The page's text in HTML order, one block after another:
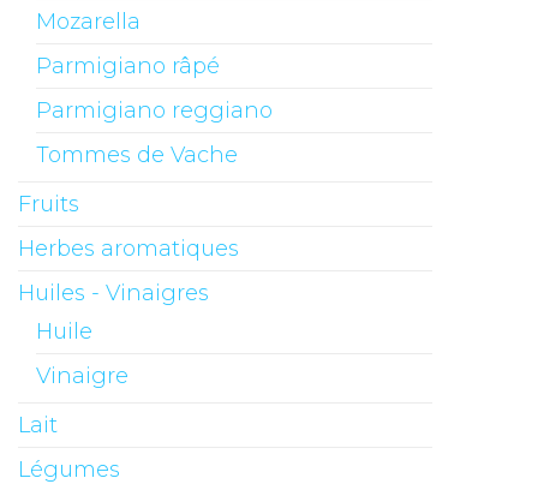
Mozarella
Parmigiano râpé
Parmigiano reggiano
Tommes de Vache
Fruits
Herbes aromatiques
Huiles - Vinaigres
Huile
Vinaigre
Lait
Légumes